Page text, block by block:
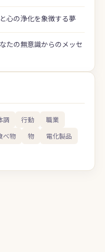
心の浄化を象徴する夢
たの無意識からのメッセ
調 行動
職業
べ物 物
電化製品